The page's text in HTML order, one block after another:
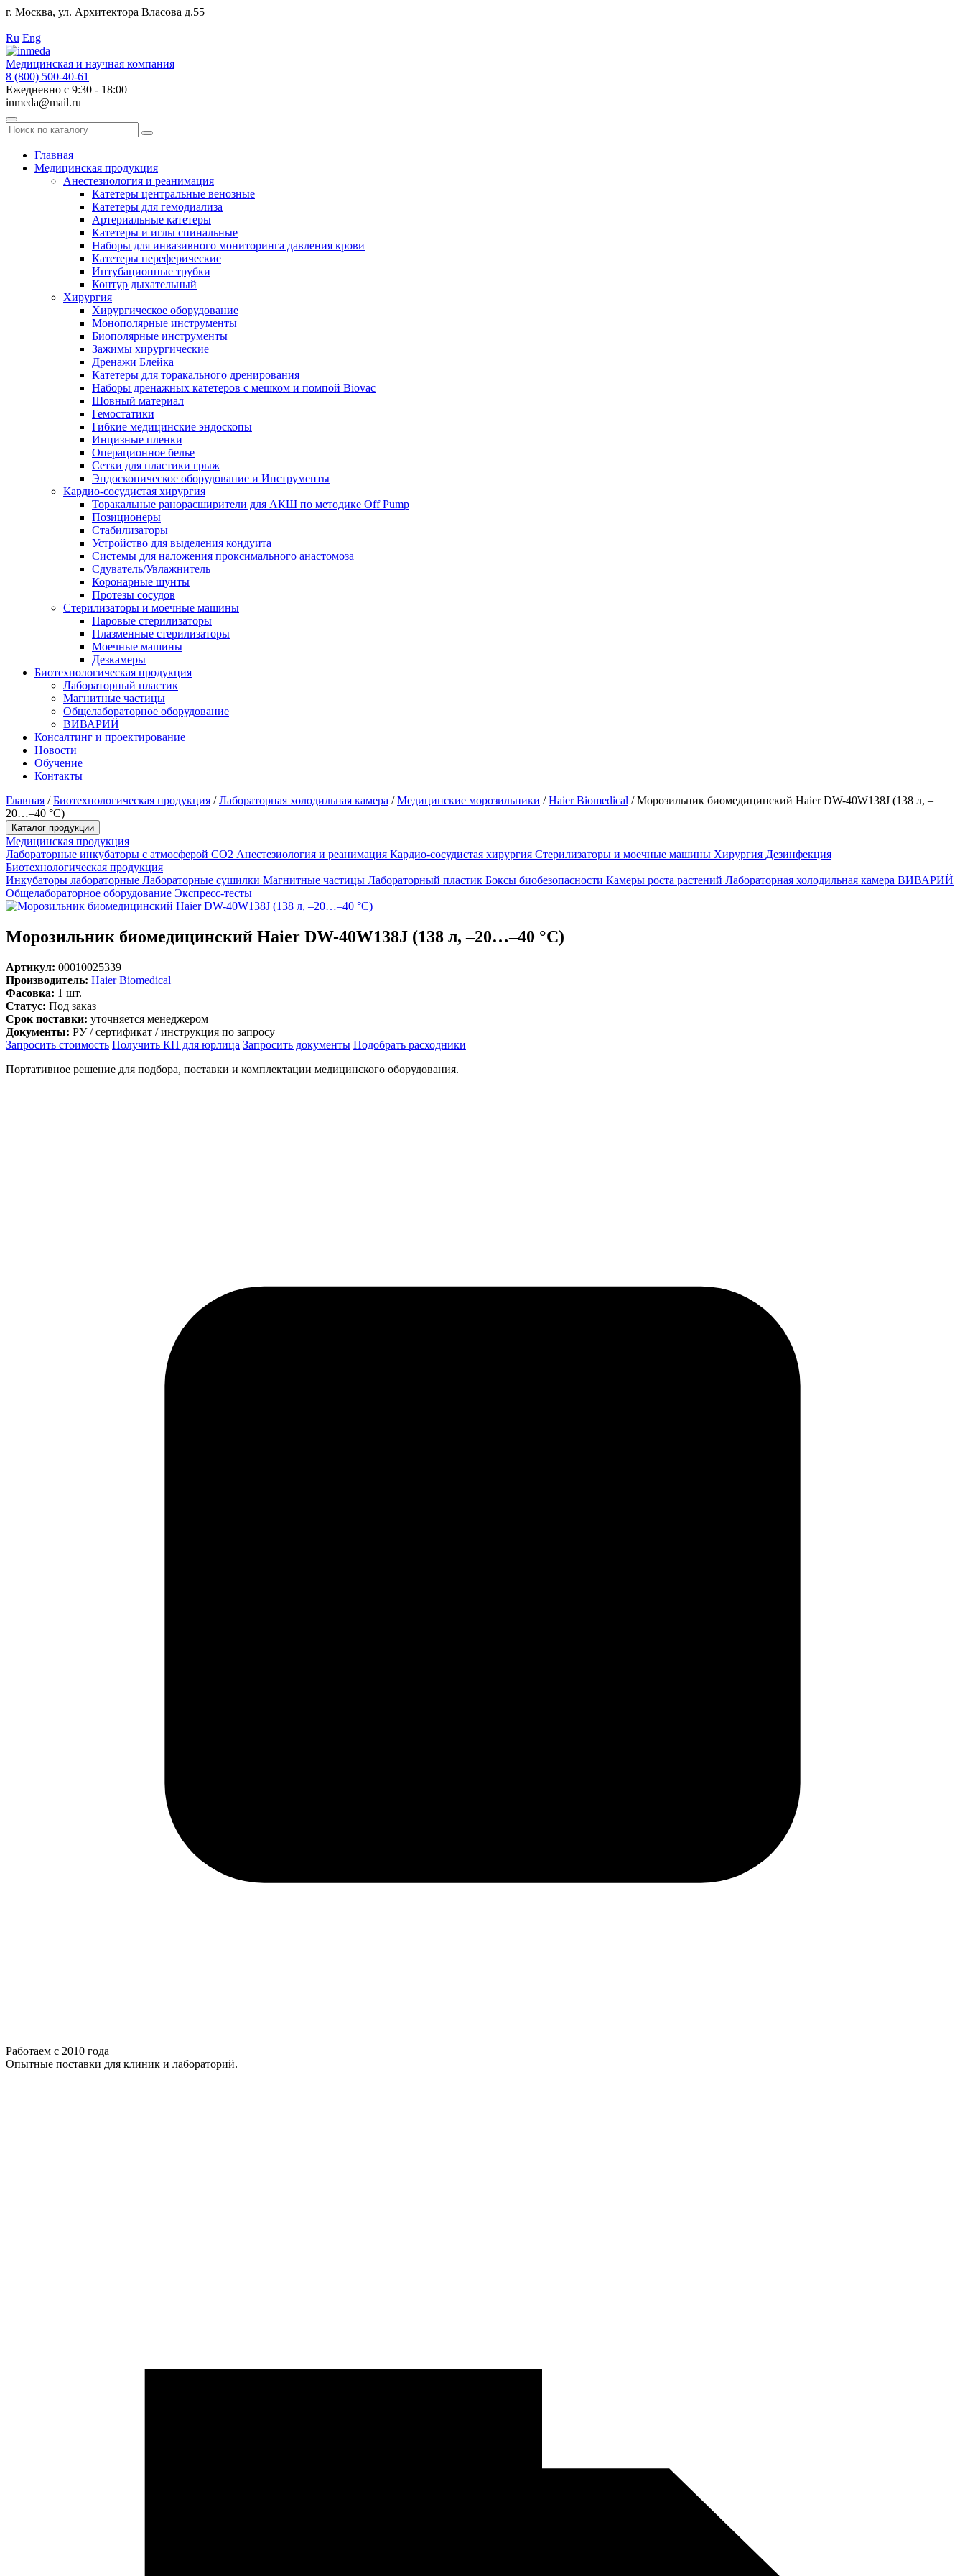
г. Москва, ул. Архитектора Власова д.55
Ru Eng
Медицинская и научная компания
8 (800) 500-40-61
Ежедневно с 9:30 - 18:00
inmeda@mail.ru
Поиск
по
каталогуГлавная
Медицинская продукция
Анестезиология и реанимация
Катетеры центральные венозные
Катетеры для гемодиализа
Артериальные катетеры
Катетеры и иглы спинальные
Наборы для инвазивного мониторинга давления крови
Катетеры переферические
Интубационные трубки
Контур дыхательный
Хирургия
Хирургическое оборудование
Монополярные инструменты
Биополярные инструменты
Зажимы хирургические
Дренажи Блейка
Катетеры для торакального дренирования
Наборы дренажных катетеров с мешком и помпой Biovac
Шовный материал
Гемостатики
Гибкие медицинские эндоскопы
Инцизные пленки
Операционное белье
Сетки для пластики грыж
Эндоскопическое оборудование и Инструменты
Кардио-сосудистая хирургия
Торакальные ранорасширители для АКШ по методике Off Pump
Позиционеры
Стабилизаторы
Устройство для выделения кондуита
Системы для наложения проксимального анастомоза
Сдуватель/Увлажнитель
Коронарные шунты
Протезы сосудов
Стерилизаторы и моечные машины
Паровые стерилизаторы
Плазменные стерилизаторы
Моечные машины
Дезкамеры
Биотехнологическая продукция
Лабораторный пластик
Магнитные частицы
Общелабораторное оборудование
ВИВАРИЙ
Консалтинг и проектирование
Новости
Обучение
Контакты
Главная /Биотехнологическая продукция /Лабораторная холодильная камера /Медицинские морозильники /Haier Biomedical /Морозильник биомедицинский Haier DW-40W138J (138 л, –
20…–40 °C)
Каталог продукции
Медицинская продукция
Лабораторные инкубаторы с атмосферой CO2 Анестезиология и реанимация Кардио-сосудистая хирургия Стерилизаторы и моечные машины Хирургия Дезинфекция
Биотехнологическая продукция
Инкубаторы лабораторные Лабораторные сушилки Магнитные частицы Лабораторный пластик Боксы биобезопасности Камеры роста растений Лабораторная холодильная камера ВИВАРИЙ
Общелабораторное оборудование Экспресс-тесты
Морозильник биомедицинский Haier DW-40W138J (138 л, –20…–40 °C)
Артикул: 00010025339
Производитель: Haier Biomedical
Фасовка: 1 шт.
Статус: Под заказ
Срок поставки: уточняется менеджером
Документы: РУ / сертификат / инструкция по запросу
Запросить стоимость Получить КП для юрлица Запросить документы Подобрать расходники
Портативное решение для подбора, поставки и комплектации медицинского оборудования.
Работаем с 2010 года
Опытные поставки для клиник и лабораторий.